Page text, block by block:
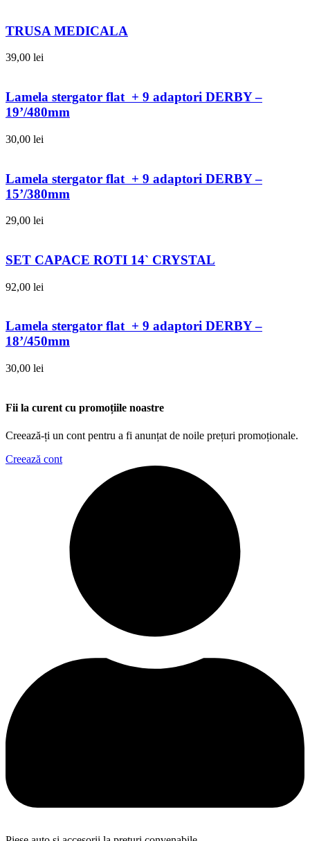
TRUSA MEDICALA
39,00 lei
Lamela stergator flat + 9 adaptori DERBY –
19’/480mm
30,00 lei
Lamela stergator flat + 9 adaptori DERBY –
15’/380mm
29,00 lei
SET CAPACE ROTI 14` CRYSTAL
92,00 lei
Lamela stergator flat + 9 adaptori DERBY –
18’/450mm
30,00 lei
Fii la curent cu promoțiile noastre
Creează-ți un cont pentru a fi anunțat de noile prețuri promoționale.
Creează cont